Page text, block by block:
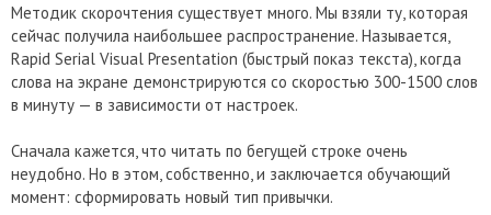
Методик скорочтения существует много. Мы взяли ту, которая
сейчас получила наибольшее распространение. Называется,
Rapid Serial Visual Presentation (быстрый показ текста), когда
слова на экране демонстрируются со скоростью 300-1500 слов
в минуту — в зависимости от настроек.
Сначала кажется, что читать по бегущей строке очень
неудобно. Но в этом, собственно, и заключается обучающий
момент: сформировать новый тип привычки.